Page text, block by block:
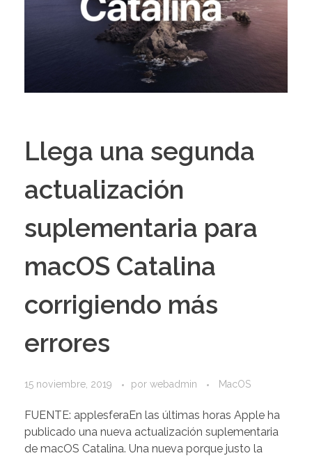
Llega una segunda
actualización
suplementaria para
macOS Catalina
corrigiendo más
errores
15 noviembre, 2019 por webadmin MacOS
FUENTE: applesferaEn las últimas horas Apple ha
publicado una nueva actualización suplementaria
de macOS Catalina. Una nueva porque justo la